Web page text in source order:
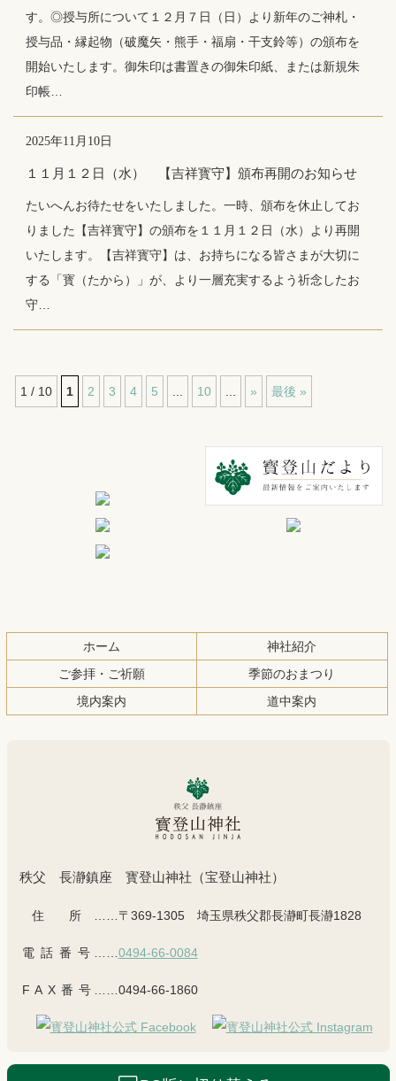
す。◎授与所について１２月７日（日）より新年のご神札・
授与品・縁起物（破魔矢・熊手・福扇・干支鈴等）の頒布を
開始いたします。御朱印は書置きの御朱印紙、または新規朱
印帳…
2025年11月10日
１１月１２日（水） 【吉祥寳守】頒布再開のお知らせ
たいへんお待たせをいたしました。一時、頒布を休止してお
りました【吉祥寳守】の頒布を１１月１２日（水）より再開
いたします。【吉祥寳守】は、お持ちになる皆さまが大切に
する「寳（たから）」が、より一層充実するよう祈念したお
守…
1 / 10 1 2 3 4 5 10 » 最後 »
る
ホーム
神社紹介
ご参拝・ご祈願
季節のおまつり
境内案内
道中案内
秩父 長瀞鎮座 寳登山神社（宝登山神社）
住所……〒369-1305 埼玉県秩父郡長瀞町長瀞1828
電話番号 0494-66-0084
FAX番号 ……0494-66-1860